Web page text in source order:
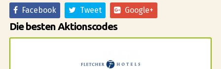
Facebook
Tweet Google+
Die besten Aktionscodes